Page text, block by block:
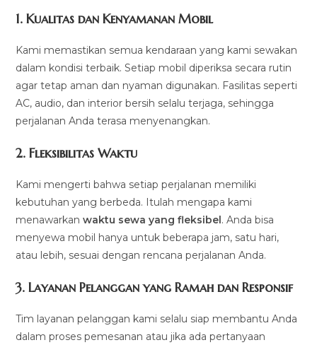
1.Kualitas dan Kenyamanan Mobil
Kami memastikan semua kendaraan yang kami sewakan
dalam kondisi terbaik. Setiap mobil diperiksa secara rutin
agar tetap aman dan nyaman digunakan. Fasilitas seperti
AC, audio, dan interior bersih selalu terjaga, sehingga
perjalanan Anda terasa menyenangkan.
2.Fleksibilitas Waktu
Kami mengerti bahwa setiap perjalanan memiliki
kebutuhan yang berbeda. Itulah mengapa kami
menawarkanwaktu sewa yang fleksibel. Anda bisa
menyewa mobil hanya untuk beberapa jam, satu hari,
atau lebih, sesuai dengan rencana perjalanan Anda.
3.Layanan Pelanggan yang Ramah dan Responsif
Tim layanan pelanggan kami selalu siap membantu Anda
dalam proses pemesanan atau jika ada pertanyaan